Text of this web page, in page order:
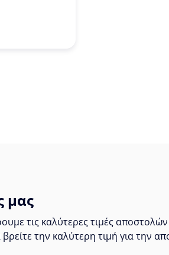
μας
τις καλύτερες τιμές
την καλύτερη τιμή για την